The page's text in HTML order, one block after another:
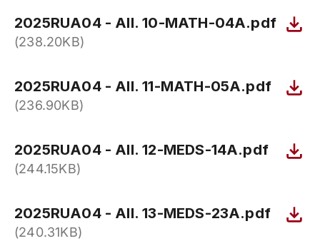
2025RUA04 - All. 10-MATH-04A.pdf
(238.20KB)
2025RUA04 - All. 11-MATH-05A.pdf
(236.90KB)
2025RUA04 - All. 12-MEDS-14A.pdf
(244.15KB)
2025RUA04 - All. 13-MEDS-23A.pdf
(240.31KB)